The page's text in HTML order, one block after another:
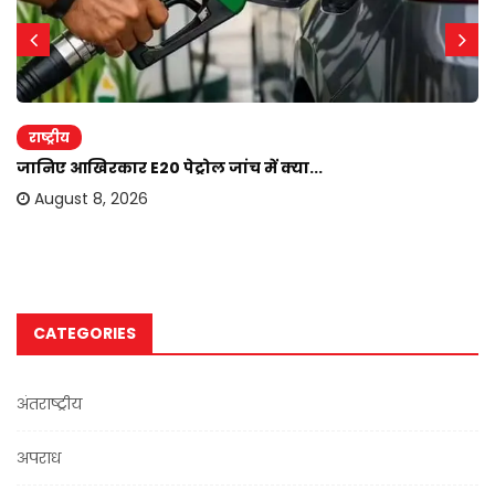
राष्ट्रीय
जानिए आखिरकार E20 पेट्रोल जांच में क्या...
August 8, 2026
CATEGORIES
अंतराष्ट्रीय
अपराध